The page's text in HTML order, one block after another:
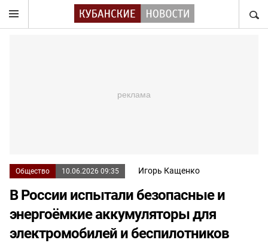
Общество 10.06.2026 09:35 Игорь Кащенко
В России испытали безопасные и
энергоёмкие аккумуляторы для
электромобилей и беспилотников